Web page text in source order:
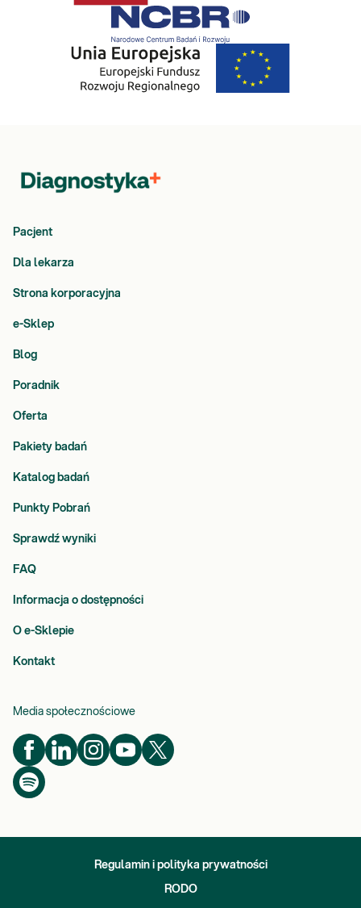
Pacjent
Dla lekarza
Strona korporacyjna
e-Sklep
Blog
Poradnik
Oferta
Pakiety badań
Katalog badań
Punkty Pobrań
Sprawdź wyniki
FAQ
Informacja o dostępności
O e-Sklepie
Kontakt
Media społecznościowe
Regulamin i polityka prywatności
RODO